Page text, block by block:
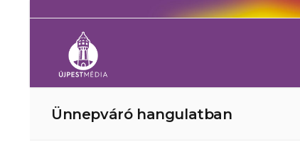
Ünnepváró hangulatban